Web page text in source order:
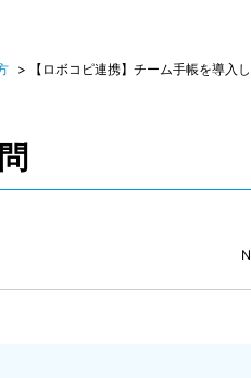
>
【ロボコピ連携】チーム手帳を導入